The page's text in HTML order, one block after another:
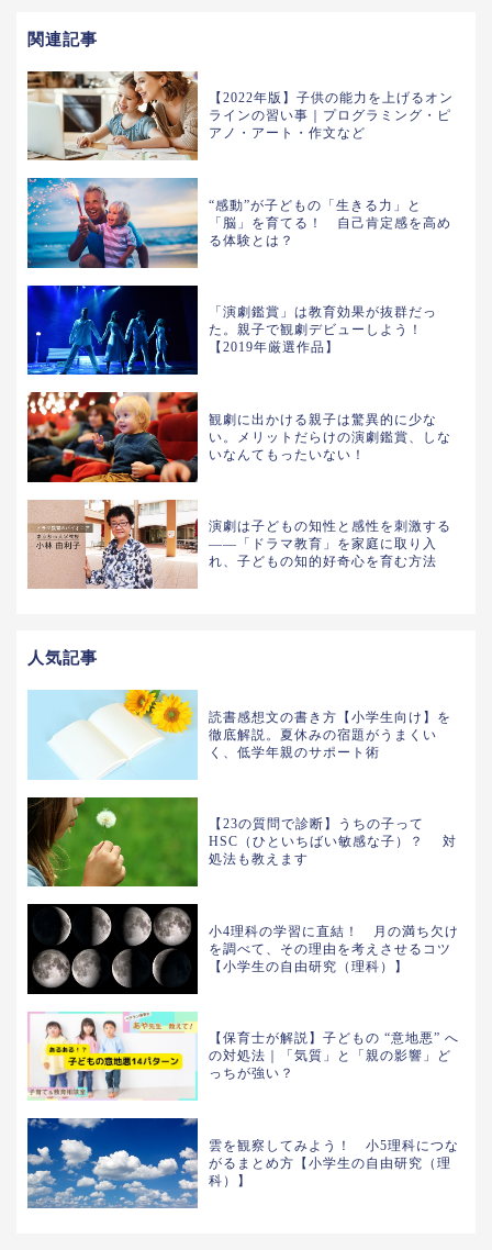
関連記事
【2022年版】子供の能力を上げるオン
ラインの習い事｜プログラミング・ピ
アノ・アート・作文など
“感動”が子どもの「生きる力」と
「脳」を育てる！ 自己肯定感を高め
る体験とは？
「演劇鑑賞」は教育効果が抜群だっ
た。親子で観劇デビューしよう！
【2019年厳選作品】
観劇に出かける親子は驚異的に少な
い。メリットだらけの演劇鑑賞、しな
いなんてもったいない！
演劇は子どもの知性と感性を刺激する
――「ドラマ教育」を家庭に取り入
れ、子どもの知的好奇心を育む方法
人気記事
読書感想文の書き方【小学生向け】を
徹底解説。夏休みの宿題がうまくい
く、低学年親のサポート術
【23の質問で診断】うちの子って
HSC（ひといちばい敏感な子）？ 対
処法も教えます
小4理科の学習に直結！ 月の満ち欠け
を調べて、その理由を考えさせるコツ
【小学生の自由研究（理科）】
【保育士が解説】子どもの “意地悪” へ
の対処法｜「気質」と「親の影響」ど
っちが強い？
雲を観察してみよう！ 小5理科につな
がるまとめ方【小学生の自由研究（理
科）】